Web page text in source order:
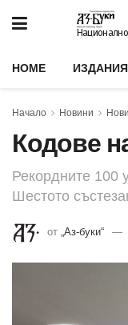
HOME ИЗДАНИЯ
Начало Новини
Кодове
Рекордните 100
Шестото
от „Аз-буки“